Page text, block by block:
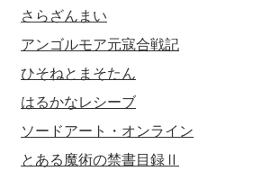
さらざんまい
アンゴルモア元寇合戦記
ひそねとまそたん
はるかなレシーブ
ソードアート・オンライン
とある魔術の禁書目録Ⅱ